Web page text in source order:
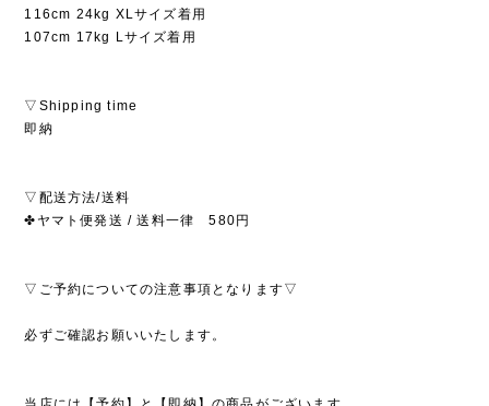
116cm 24kg XLサイズ着用
107cm 17kg Lサイズ着用
▽Shipping time
即納
▽配送方法/送料
✤ヤマト便発送 / 送料一律 580円
▽ご予約についての注意事項となります▽
必ずご確認お願いいたします。